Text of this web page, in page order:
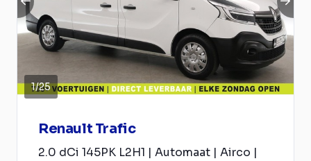
1/25
Renault Trafic
2.0 dCi 145PK L2H1 | Automaat | Airco |